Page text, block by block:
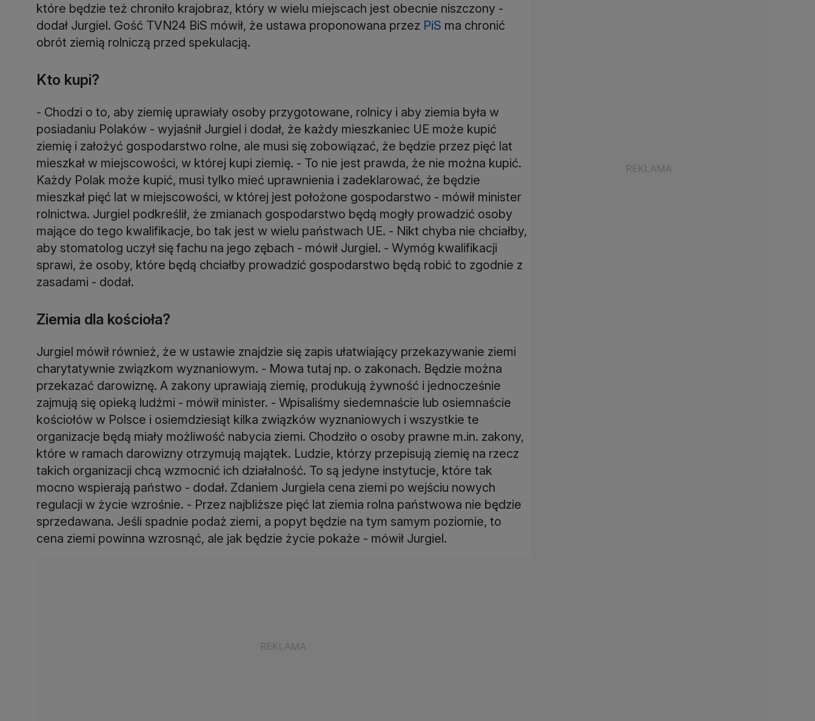
które będzie też chroniło krajobraz, który w wielu miejscach jest obecnie niszczony -
dodał Jurgiel. Gość TVN24 BiS mówił, że ustawa proponowana przez PiS ma chronić
obrót ziemią rolniczą przed spekulacją.
Kto kupi?
- Chodzi o to, aby ziemię uprawiały osoby przygotowane, rolnicy i aby ziemia była w
posiadaniu Polaków - wyjaśnił Jurgiel i dodał, że każdy mieszkaniec UE może kupić
ziemię i założyć gospodarstwo rolne, ale musi się zobowiązać, że będzie przez pięć lat
mieszkał w miejscowości, w której kupi ziemię. - To nie jest prawda, że nie można kupić.
Każdy Polak może kupić, musi tylko mieć uprawnienia i zadeklarować, że będzie
mieszkał pięć lat w miejscowości, w której jest położone gospodarstwo - mówił minister
rolnictwa. Jurgiel podkreślił, że zmianach gospodarstwo będą mogły prowadzić osoby
mające do tego kwalifikacje, bo tak jest w wielu państwach UE. - Nikt chyba nie chciałby,
aby stomatolog uczył się fachu na jego zębach - mówił Jurgiel. - Wymóg kwalifikacji
sprawi, że osoby, które będą chciałby prowadzić gospodarstwo będą robić to zgodnie z
zasadami - dodał.
Ziemia dla kościoła?
Jurgiel mówił również, że w ustawie znajdzie się zapis ułatwiający przekazywanie ziemi
charytatywnie związkom wyznaniowym. - Mowa tutaj np. o zakonach. Będzie można
przekazać darowiznę. A zakony uprawiają ziemię, produkują żywność i jednocześnie
zajmują się opieką ludźmi - mówił minister. - Wpisaliśmy siedemnaście lub osiemnaście
kościołów w Polsce i osiemdziesiąt kilka związków wyznaniowych i wszystkie te
organizacje będą miały możliwość nabycia ziemi. Chodziło o osoby prawne m.in. zakony,
które w ramach darowizny otrzymują majątek. Ludzie, którzy przepisują ziemię na rzecz
takich organizacji chcą wzmocnić ich działalność. To są jedyne instytucje, które tak
mocno wspierają państwo - dodał. Zdaniem Jurgiela cena ziemi po wejściu nowych
regulacji w życie wzrośnie. - Przez najbliższe pięć lat ziemia rolna państwowa nie będzie
sprzedawana. Jeśli spadnie podaż ziemi, a popyt będzie na tym samym poziomie, to
cena ziemi powinna wzrosnąć, ale jak będzie życie pokaże - mówił Jurgiel.